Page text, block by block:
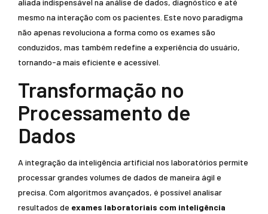
aliada indispensável na análise de dados, diagnóstico e até
mesmo na interação com os pacientes. Este novo paradigma
não apenas revoluciona a forma como os exames são
conduzidos, mas também redefine a experiência do usuário,
tornando-a mais eficiente e acessível.
Transformação no
Processamento de
Dados
A integração da inteligência artificial nos laboratórios permite
processar grandes volumes de dados de maneira ágil e
precisa. Com algoritmos avançados, é possível analisar
resultados de exames laboratoriais com inteligência